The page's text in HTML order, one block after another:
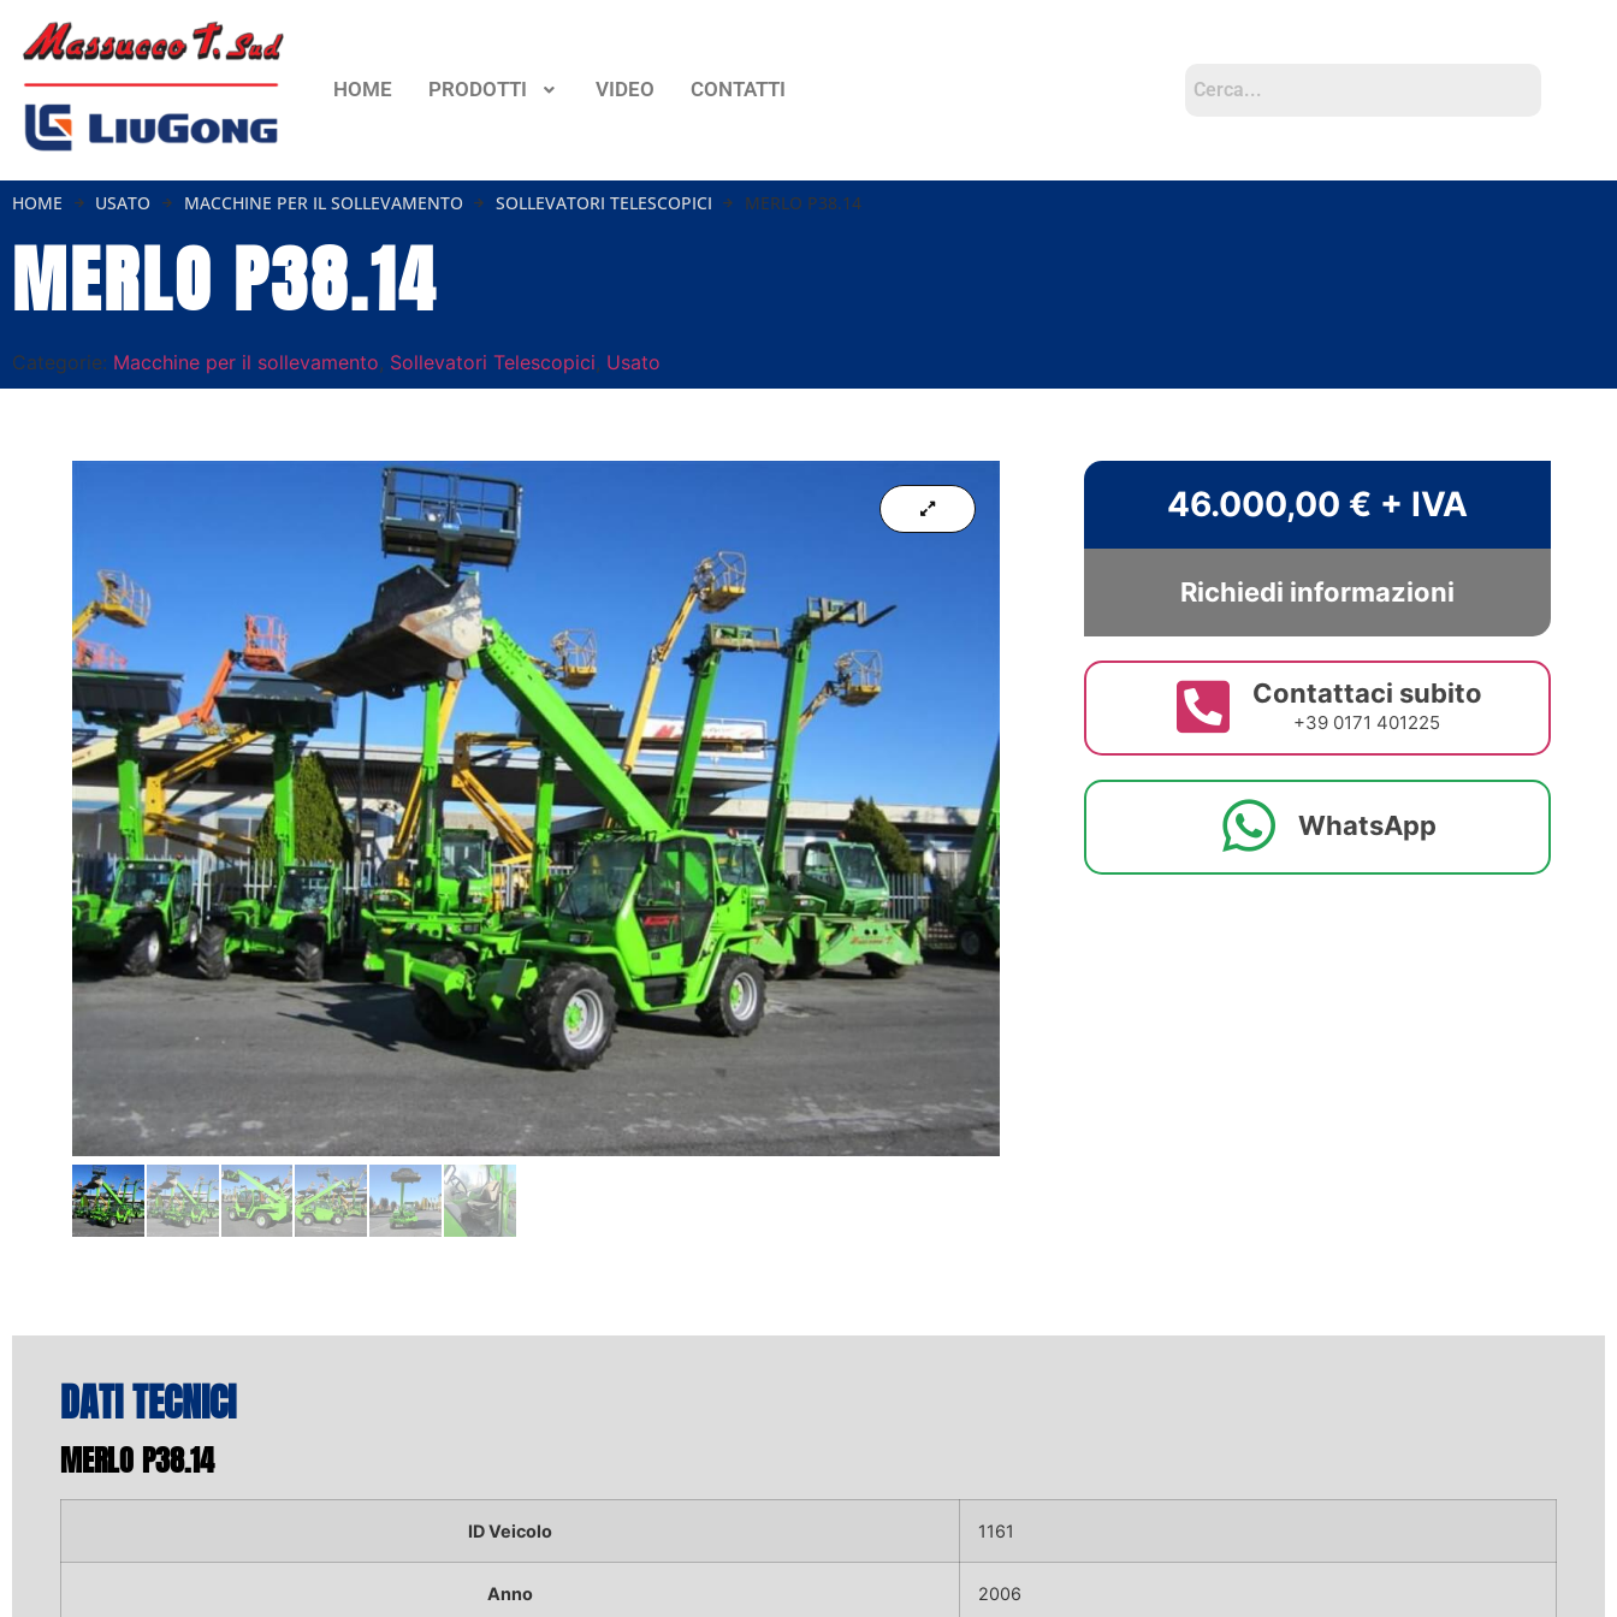
HOME PRODOTTI VIDEO CONTATTI
HOME USATO MACCHINE PER IL SOLLEVAMENTO SOLLEVATORI TELESCOPICI MERLO P38.14
MERLO P38.14
Categorie: Macchine per il sollevamento, Sollevatori Telescopici, Usato
46.000,00 € + IVA
Richiedi informazioni
Contattaci subito
+39 0171 401225
WhatsApp
DATI TECNICI
MERLO P38.14
ID Veicolo 1161
Anno 2006